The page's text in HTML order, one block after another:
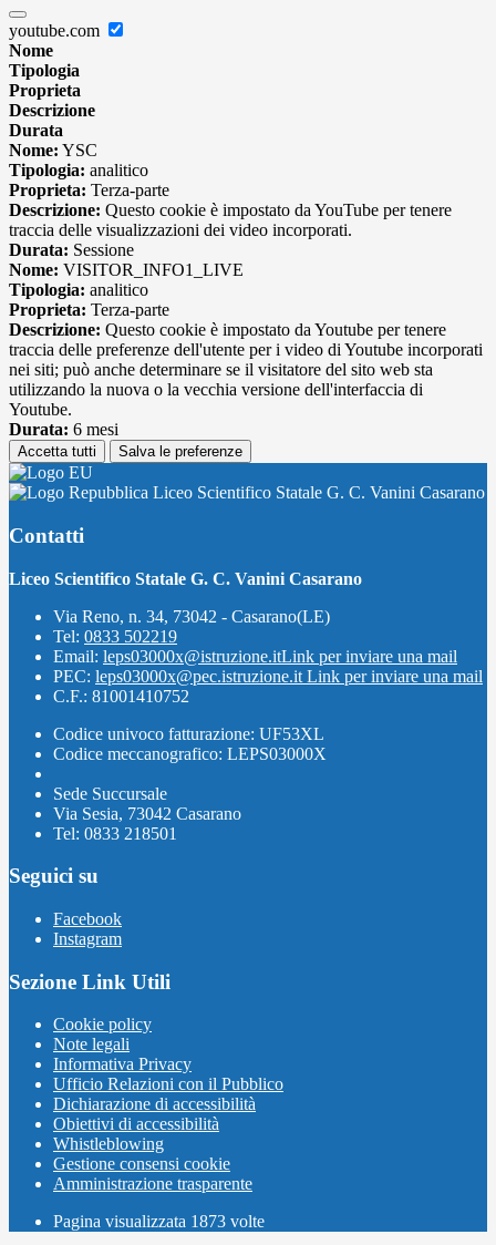
youtube.com
Nome
Tipologia
Proprieta
Descrizione
Durata
Nome: YSC
Tipologia: analitico
Proprieta: Terza-parte
Descrizione: Questo cookie è impostato da YouTube per tenere
traccia delle visualizzazioni dei video incorporati.
Durata: Sessione
Nome: VISITOR_INFO1_LIVE
Tipologia: analitico
Proprieta: Terza-parte
Descrizione: Questo cookie è impostato da Youtube per tenere
traccia delle preferenze dell'utente per i video di Youtube incorporati
nei siti; può anche determinare se il visitatore del sito web sta
utilizzando la nuova o la vecchia versione dell'interfaccia di
Youtube.
Durata: 6 mesi
Accetta tutti Salva le preferenze
Liceo Scientifico Statale G. C. Vanini Casarano
Contatti
Liceo Scientifico Statale G. C. Vanini Casarano
Via Reno, n. 34, 73042 - Casarano(LE)
Tel: 0833 502219
Email: leps03000x@istruzione.itLink per inviare una mail
PEC: leps03000x@pec.istruzione.it Link per inviare una mail
C.F.: 81001410752
Codice univoco fatturazione: UF53XL
Codice meccanografico: LEPS03000X
Sede Succursale
Via Sesia, 73042 Casarano
Tel: 0833 218501
Seguici su
Facebook
Instagram
Sezione Link Utili
Cookie policy
Note legali
Informativa Privacy
Ufficio Relazioni con il Pubblico
Dichiarazione di accessibilità
Obiettivi di accessibilità
Whistleblowing
Gestione consensi cookie
Amministrazione trasparente
Pagina visualizzata 1873 volte